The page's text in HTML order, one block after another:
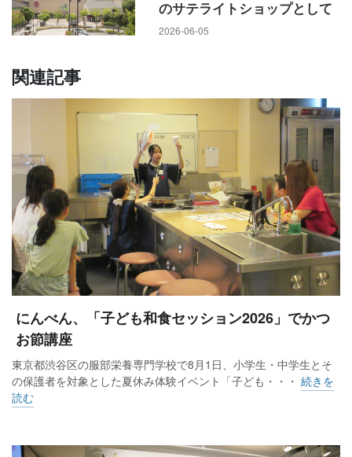
のサテライトショップとして
2026-06-05
関連記事
にんべん、「子ども和食セッション2026」でかつ
お節講座
東京都渋谷区の服部栄養専門学校で8月1日、小学生・中学生とそ
の保護者を対象とした夏休み体験イベント「子ども・・・ 続きを
読む